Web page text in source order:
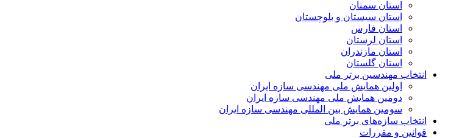
استان سمنان
استان سیستان و بلوچستان
استان فارس
استان لرستان
استان مازندران
استان گلستان
انتخاب مهندسین برتر ملی
اولین همایش ملی مهندسی سازه ایران
دومین همایش ملی مهندسی سازه ایران
سومین همایش بین المللی مهندسی سازه ایران
انتخاب سازه‌های برتر ملی
قوانین و مقررات